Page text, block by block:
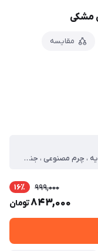
مقایسه
سایز ، 40، 41، 42، 43، 44 ، رنگ ، مشکی ، جنس رویه ، چرم مصنوعی ، جنس زیره ، PVC ، نوع ، صندل ، سایز 40 ، طول داخل کفش=25.2 ، سایز 41 ، طول داخل کفش=26.2 ، سایز 42 ، طول داخل کفش=27.2 ، سایز 43 ، طول داخل کفش=27.6 ، سایز 44 ، طول داخل کفش=28.2
999,000 16٪
843,000تومان